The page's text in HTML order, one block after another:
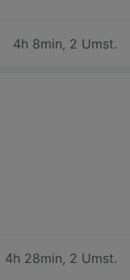
4h 8min, 2 Umst.
4h 28min, 2 Umst.